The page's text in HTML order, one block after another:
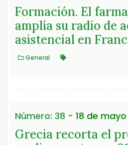
Formación. El
amplía su radio de
asistencial en
General
Número: 38 - 18 de mayo
Grecia recorta el